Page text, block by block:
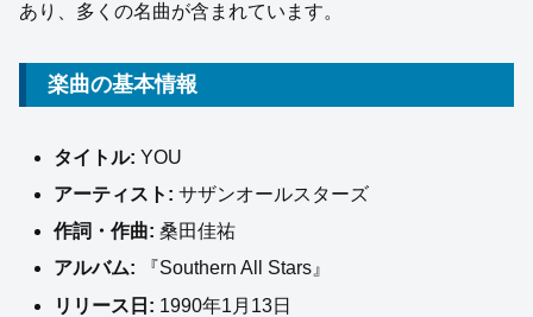
あり、多くの名曲が含まれています。
楽曲の基本情報
タイトル: YOU
アーティスト: サザンオールスターズ
作詞・作曲: 桑田佳祐
アルバム: 『Southern All Stars』
リリース日: 1990年1月13日